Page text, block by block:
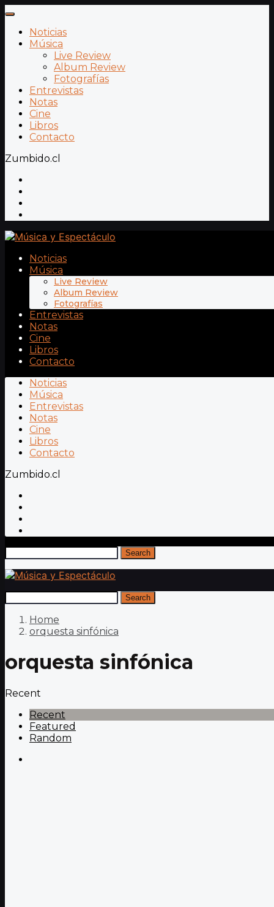
Noticias
Música
Live Review
Album Review
Fotografías
Entrevistas
Notas
Cine
Libros
Contacto
Zumbido.cl
Noticias
Música
Live Review
Album Review
Fotografías
Entrevistas
Notas
Cine
Libros
Contacto
Noticias
Música
Entrevistas
Notas
Cine
Libros
Contacto
Zumbido.cl
Search
Search
Home
orquesta sinfónica
orquesta sinfónica
Recent
Recent
Featured
Random